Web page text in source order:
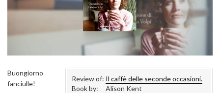
Review of: Il caffè delle seconde occasioni.
Book by:
Alison Kent
Buongiorno
fanciulle!